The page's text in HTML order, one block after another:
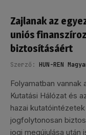
Zajlanak az
uniós
biztosításáért
Szerző: HUN-REN
Folyamatban
Kutatási Hálózat és
hazai
jogfolytonosan
jogi megújulása után